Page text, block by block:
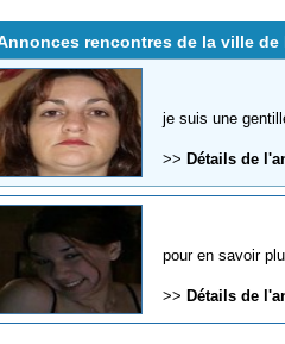
rencontres de la ville de
je suis une
>> Détails de
pour en savoir
>> Détails de